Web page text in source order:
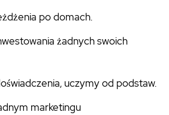
po domach.
żadnych swoich
uczymy od podstaw.
marketingu